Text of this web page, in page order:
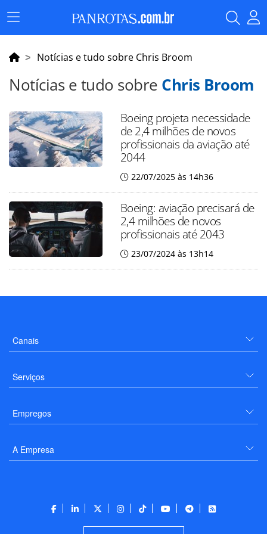
Menu
Principal
Notícias e tudo sobre Chris Broom
Notícias e tudo sobre Chris Broom
Boeing projeta necessidade
de 2,4 milhões de novos
profissionais da aviação até
2044
22/07/2025 às 14h36
Boeing: aviação precisará de
2,4 milhões de novos
profissionais até 2043
23/07/2024 às 13h14
Canais
Serviços
Empregos
A Empresa